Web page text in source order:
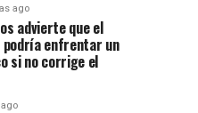
ago
advierte que el
podría enfrentar un
si no corrige el